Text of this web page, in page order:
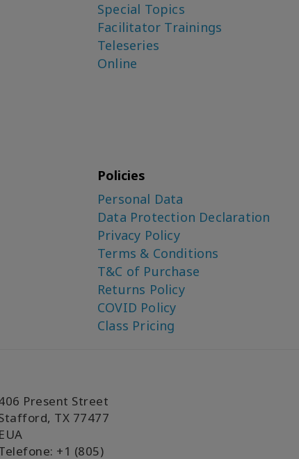
Special Topics
Facilitator Trainings
Teleseries
Online
Policies
Personal Data
Data Protection Declaration
Privacy Policy
Terms & Conditions
T&C of Purchase
Returns Policy
COVID Policy
Class Pricing
Present Street
TX 77477
EUA
+1 (805)